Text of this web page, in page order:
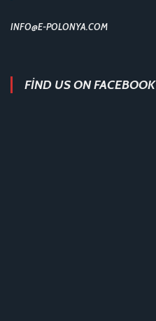
INFO@E-POLONYA.COM
FIND US ON FACEBOOK